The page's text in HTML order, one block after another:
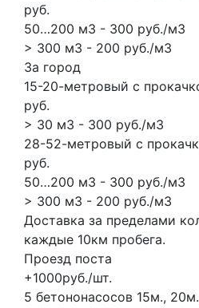
руб.
50…200 м3 - 300 руб./м3
> 300 м3 - 200 руб./м3
За город
15-20-метровый с
руб.
> 30 м3 - 300 руб./м3
28-52-метровый с
руб.
50…200 м3 - 300 руб./м3
> 300 м3 - 200 руб./м3
Доставка за пределами
каждые 10км пробега.
Проезд поста
+1000руб./шт.
5 бетононасосов 15м.,